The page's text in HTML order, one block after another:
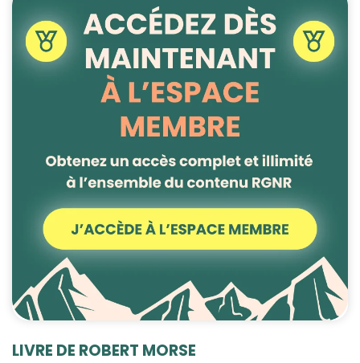
LIVRE DE ROBERT MORSE